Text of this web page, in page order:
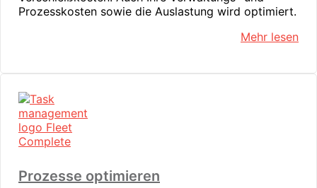
Prozesskosten sowie die Auslastung wird optimiert.
Mehr lesen
Prozesse optimieren